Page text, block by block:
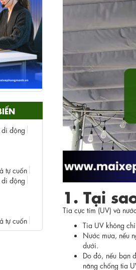
1. Tại
Tia cực tím (UV) và
Tia UV không
Nước mưa, nếu
dưới.
Do đó, nếu bạn
năng chống tia
động
tự cuốn
động
tự cuốn